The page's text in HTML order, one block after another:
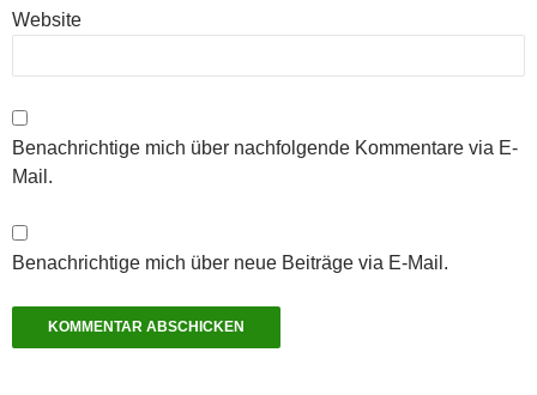
Website
Benachrichtige mich über nachfolgende Kommentare via E-
Mail.
Benachrichtige mich über neue Beiträge via E-Mail.